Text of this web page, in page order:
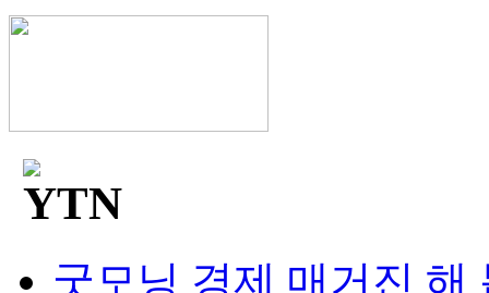
굿모닝 경제 매거진 해